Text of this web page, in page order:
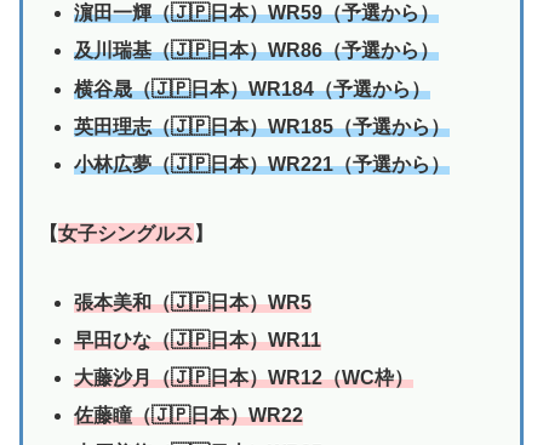
濵田一輝（🇯🇵日本）WR59（予選から）
及川瑞基（🇯🇵日本）WR86（予選から）
横谷晟（🇯🇵日本）WR184（予選から）
英田理志（🇯🇵日本）WR185（予選から）
小林広夢（🇯🇵日本）WR221（予選から）
【女子シングルス 】
張本美和（🇯🇵日本）WR5
早田ひな（🇯🇵日本）WR11
大藤沙月（🇯🇵日本）WR12（WC枠）
佐藤瞳（🇯🇵日本）WR22